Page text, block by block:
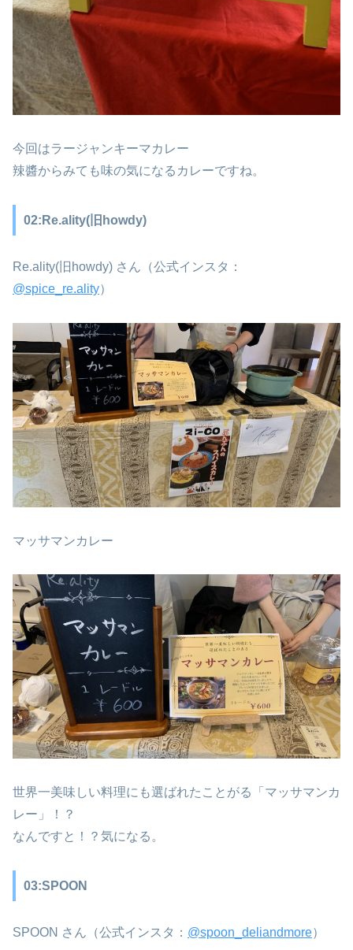
今回はラージャンキーマカレー
辣醬からみても味の気になるカレーですね。
02:Re.ality(旧howdy)
Re.ality(旧howdy) さん（公式インスタ：
@spice_re.ality）
マッサマンカレー
世界一美味しい料理にも選ばれたことがる「マッサマンカ
レー」！？
なんですと！？気になる。
03:SPOON
SPOON さん（公式インスタ： @spoon_deliandmore）